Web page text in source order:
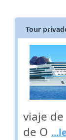
Tour
viaje
de O